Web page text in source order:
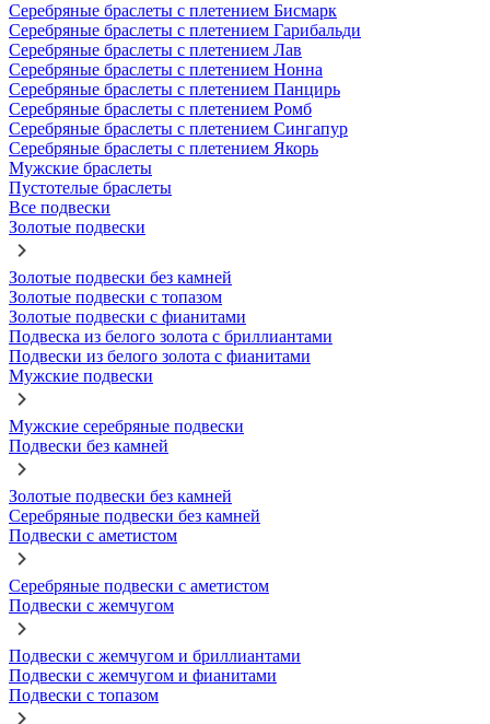
Серебряные браслеты с плетением Бисмарк
Серебряные браслеты с плетением Гарибальди
Серебряные браслеты с плетением Лав
Серебряные браслеты с плетением Нонна
Серебряные браслеты с плетением Панцирь
Серебряные браслеты с плетением Ромб
Серебряные браслеты с плетением Сингапур
Серебряные браслеты с плетением Якорь
Мужские браслеты
Пустотелые браслеты
Все подвески
Золотые подвески
Золотые подвески без камней
Золотые подвески с топазом
Золотые подвески с фианитами
Подвеска из белого золота с бриллиантами
Подвески из белого золота с фианитами
Мужские подвески
Мужские серебряные подвески
Подвески без камней
Золотые подвески без камней
Серебряные подвески без камней
Подвески с аметистом
Серебряные подвески с аметистом
Подвески с жемчугом
Подвески с жемчугом и бриллиантами
Подвески с жемчугом и фианитами
Подвески с топазом